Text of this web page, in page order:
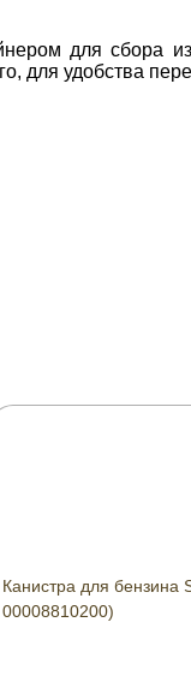
для сбора
для удобства
Канистра для бензина
00008810200)